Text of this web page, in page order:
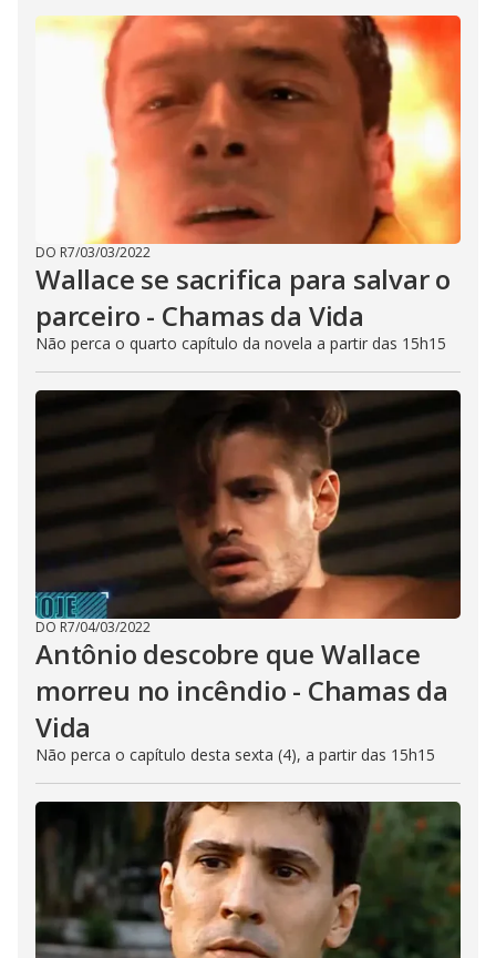
DO R7/03/03/2022
Wallace se sacrifica para salvar o
parceiro - Chamas da Vida
Não perca o quarto capítulo da novela a partir das 15h15
DO R7/04/03/2022
Antônio descobre que Wallace
morreu no incêndio - Chamas da
Vida
Não perca o capítulo desta sexta (4), a partir das 15h15